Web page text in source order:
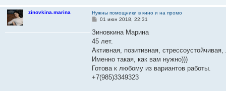
zinovkina.marina
Нужны помощники в кино и на промо
С
о
щ
е
и
е
01 июн 2018, 22:31
Зиновкина Марина
45 лет.
Активная, позитивная,
Именно такая, как вам нужно)))
Готова к любому из вариантов работы.
+7(985)3349323